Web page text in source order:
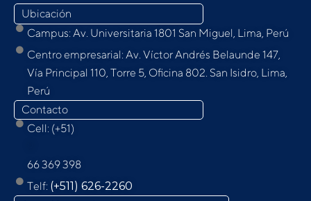
Ubicación
Campus: Av. Universitaria 1801 San Miguel, Lima, Perú
Centro empresarial: Av. Víctor Andrés Belaunde 147,
Vía Principal 110, Torre 5, Oﬁcina 802. San Isidro, Lima,
Perú
Contacto
Cell: (+51)
66 369 398
Telf: (+511) 626-2260